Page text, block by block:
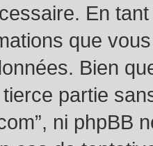
En
que
Bien
partie
ni phpBB